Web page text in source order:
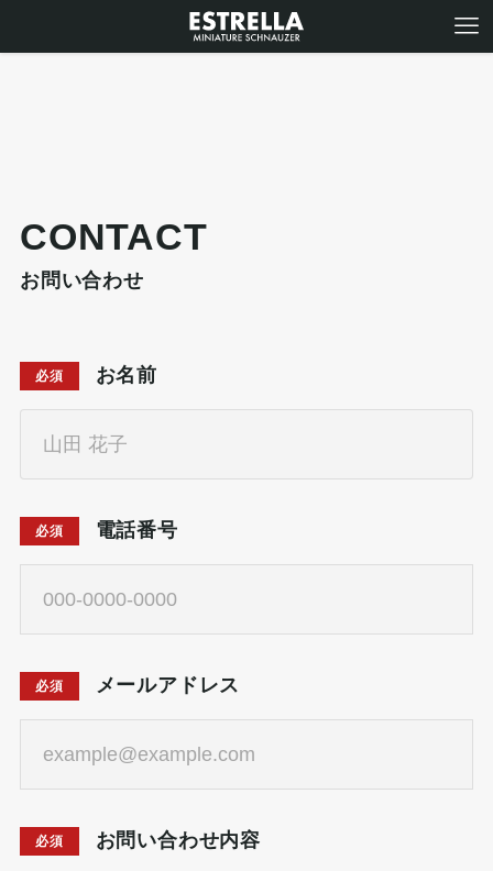
CONTACT
お問い合わせ
必須 お名前
必須 電話番号
必須 メールアドレス
必須 お問い合わせ内容